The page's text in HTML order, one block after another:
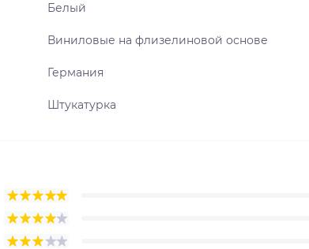
Белый
Виниловые на флизелиновой основе
Германия
Штукатурка